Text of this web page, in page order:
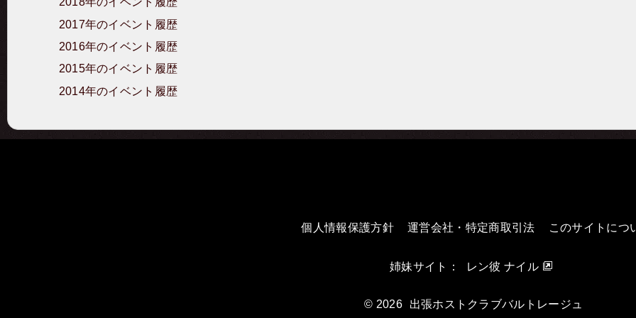
2017年のイベント履歴
2016年のイベント履歴
2015年のイベント履歴
2014年のイベント履歴
個人情報保護方針 運営会社・特定商取引法 このサイトにつ
姉妹サイト： レン彼 ナイル
© 2026 出張ホストクラブバルトレージュ